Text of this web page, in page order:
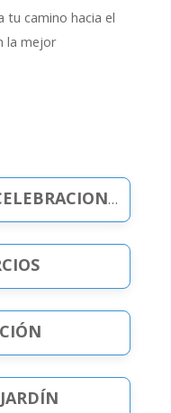
tu camino hacia el
la mejor